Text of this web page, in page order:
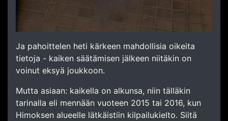
Ja pahoittelen heti kärkeen mahdollisia oikeita
tietoja - kaiken säätämisen jälkeen niitäkin on
voinut eksyä joukkoon.
Mutta asiaan: kaikella on alkunsa, niin tälläkin
tarinalla eli mennään vuoteen 2015 tai 2016, kun
Himoksen alueelle lätkäistiin kilpailukielto. Siitä